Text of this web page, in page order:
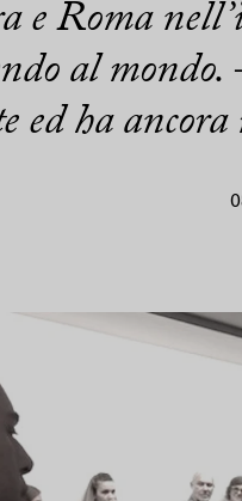
e Roma
al
ed ha ancora